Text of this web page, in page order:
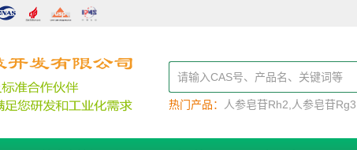
热门产品： 人参皂苷Rh2 人参皂苷Rg3